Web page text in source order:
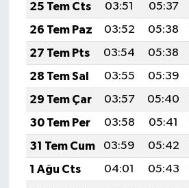
25 Tem Cts
03:51 05:37
26 Tem Paz
03:52 05:38
27 Tem Pts
03:54 05:38
28 Tem Sal
03:55 05:39
29 Tem Çar
03:57 05:40
30 Tem Per
03:58 05:41
31 Tem Cum
03:59 05:42
1 Ağu Cts
04:01 05:43